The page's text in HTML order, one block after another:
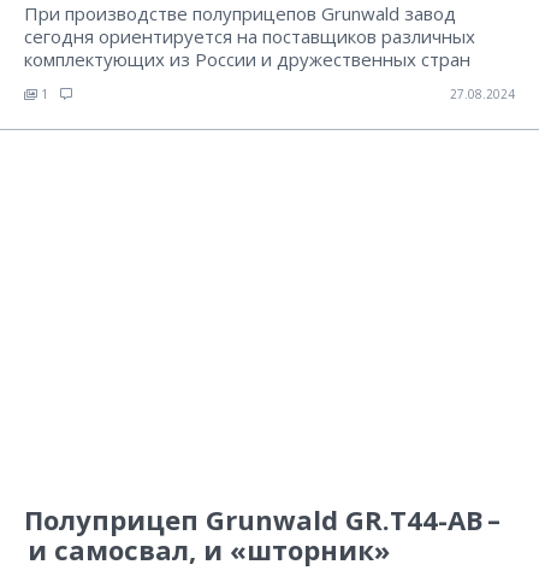
При производстве полуприцепов Grunwald завод
сегодня ориентируется на поставщиков различных
комплектующих из России и дружественных стран
1 27.08.2024
Полуприцеп Grunwald GR.T44-AB –
и самосвал, и «шторник»